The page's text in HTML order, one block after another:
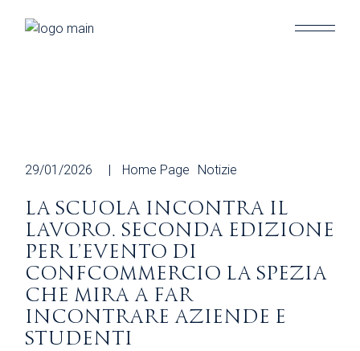
29/01/2026 Home Page Notizie
LA SCUOLA INCONTRA IL
LAVORO. SECONDA EDIZIONE
PER L’EVENTO DI
CONFCOMMERCIO LA SPEZIA
CHE MIRA A FAR
INCONTRARE AZIENDE E
STUDENTI